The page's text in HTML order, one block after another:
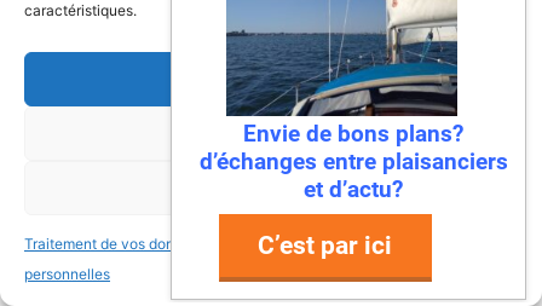
caractéristiques.
Accepter
Refuser
Voir les préférences
Traitement de vos données
personnelles
Traitement de vos données
personnelles
6 août 2026
Envie de fraicheur ? Larguez les
Envie de bons plans?
d’échanges entre plaisanciers
et d’actu?
C’est par ici